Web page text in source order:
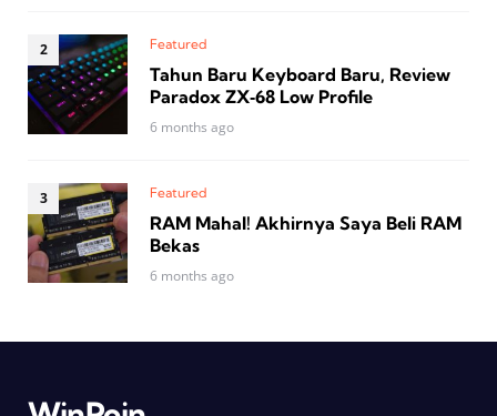
Featured
Tahun Baru Keyboard Baru, Review
Paradox ZX‑68 Low Profile
6 months ago
Featured
RAM Mahal! Akhirnya Saya Beli RAM
Bekas
6 months ago